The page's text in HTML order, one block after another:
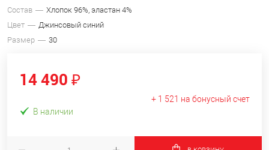
Состав
Хлопок 96%, эластан 4%
Цвет
Джинсовый синий
Размер
30
14 490 ₽
+ 1 521 на бонусный счет
В наличии